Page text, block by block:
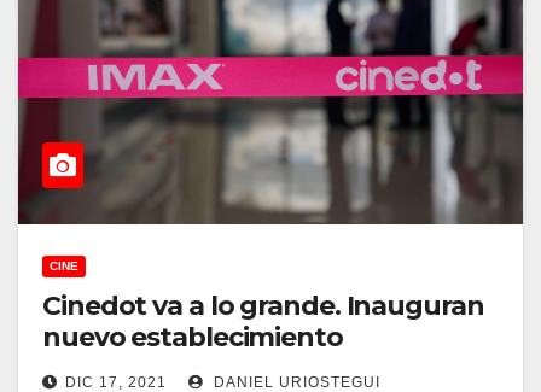
CINE
Cinedot va a lo grande. Inauguran
nuevo establecimiento
DIC 17, 2021 DANIEL URIOSTEGUI